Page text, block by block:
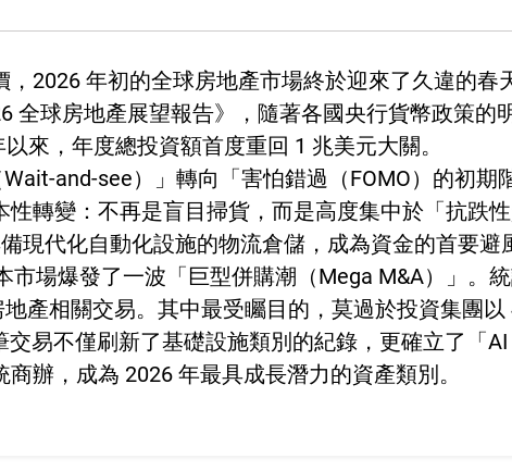
2026 年初的全球房地產市場終於迎來了久違的春
全球房地產展望報告》，隨著各國央行貨幣政策的
來，年度總投資額首度重回 1 兆美元大關。
and-see）」轉向「害怕錯過（FOMO）的初期
轉變：不再是盲目掃貨，而是高度集中於「抗跌
現代化自動化設施的物流倉儲，成為資金的首要避
市場爆發了一波「巨型併購潮（Mega M&A）」。
產相關交易。其中最受矚目的，莫過於投資集團
易不僅刷新了基礎設施類別的紀錄，更確立了「
辦，成為 2026 年最具成長潛力的資產類別。